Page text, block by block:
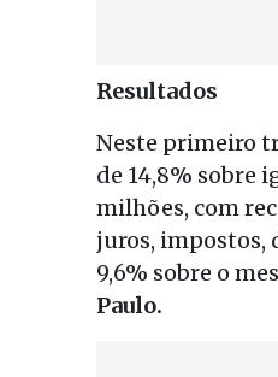
Resultados
Neste primeiro
de 14,8% sobre
milhões, com
juros, impostos,
9,6% sobre o
Paulo.